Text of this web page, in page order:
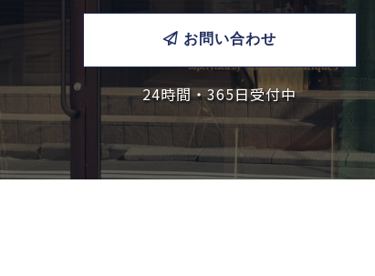
お問い合わせ
24時間・365日受付中